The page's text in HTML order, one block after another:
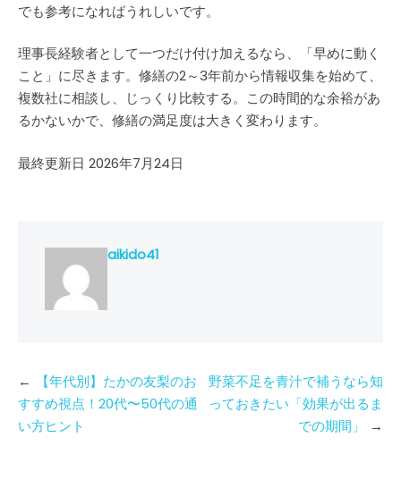
でも参考になればうれしいです。
理事長経験者として一つだけ付け加えるなら、「早めに動く
こと」に尽きます。修繕の2～3年前から情報収集を始めて、
複数社に相談し、じっくり比較する。この時間的な余裕があ
るかないかで、修繕の満足度は大きく変わります。
最終更新日 2026年7月24日
aikido41
投
稿
ナ
【年代別】たかの友梨のお
すすめ視点！20代〜50代の通
い方ヒント
野菜不足を青汁で補うなら知
っておきたい「効果が出るま
での期間」